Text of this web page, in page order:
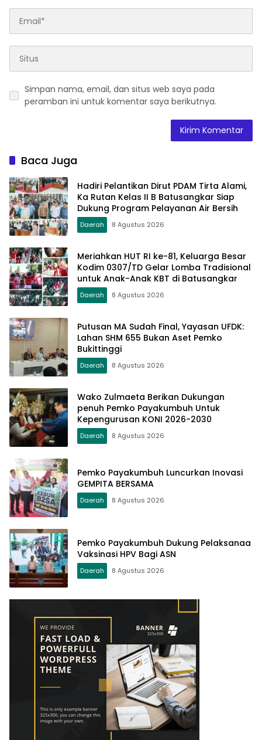
Simpan nama, email, dan situs web saya pada
peramban ini untuk komentar saya berikutnya.
Baca Juga
Hadiri Pelantikan Dirut PDAM Tirta Alami,
Ka Rutan Kelas II B Batusangkar Siap
Dukung Program Pelayanan Air Bersih
Daerah 8 Agustus 2026
Meriahkan HUT RI ke-81, Keluarga Besar
Kodim 0307/TD Gelar Lomba Tradisional
untuk Anak-Anak KBT di Batusangkar
Daerah 8 Agustus 2026
Putusan MA Sudah Final, Yayasan UFDK:
Lahan SHM 655 Bukan Aset Pemko
Bukittinggi
Daerah 8 Agustus 2026
Wako Zulmaeta Berikan Dukungan
penuh Pemko Payakumbuh Untuk
Kepengurusan KONI 2026-2030
Daerah 8 Agustus 2026
Pemko Payakumbuh Luncurkan Inovasi
GEMPITA BERSAMA
Daerah 8 Agustus 2026
Pemko Payakumbuh Dukung Pelaksanaa
Vaksinasi HPV Bagi ASN
Daerah 8 Agustus 2026